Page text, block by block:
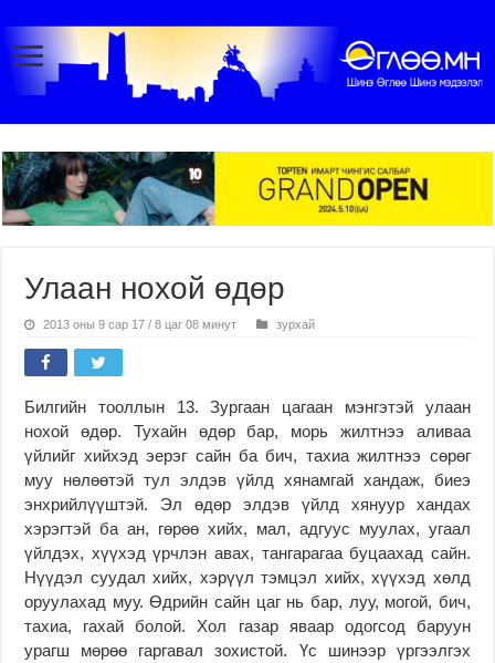
Улаан нохой өдөр
2013 оны 9 сар 17 / 8 цаг 08 минут зурхай
Билгийн тооллын 13. Зургаан цагаан мэнгэтэй улаан
нохой өдөр. Тухайн өдөр бар, морь жилтнээ аливаа
үйлийг хийхэд эерэг сайн ба бич, тахиа жилтнээ сөрөг
муу нөлөөтэй тул элдэв үйлд хянамгай хандаж, биеэ
энхрийлүүштэй. Эл өдөр элдэв үйлд хянуур хандах
хэрэгтэй ба ан, гөрөө хийх, мал, адгуус муулах, угаал
үйлдэх, хүүхэд үрчлэн авах, тангарагаа буцаахад сайн.
Нүүдэл суудал хийх, хэрүүл тэмцэл хийх, хүүхэд хөлд
оруулахад муу. Өдрийн сайн цаг нь бар, луу, могой, бич,
тахиа, гахай болой. Хол газар яваар одогсод баруун
урагш мөрөө гаргавал зохистой. Үс шинээр үргээлгэх